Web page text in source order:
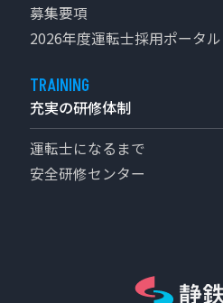
募集要項
2026年度運転士採用ポータル
充実の研修体制
運転士になるまで
安全研修センター